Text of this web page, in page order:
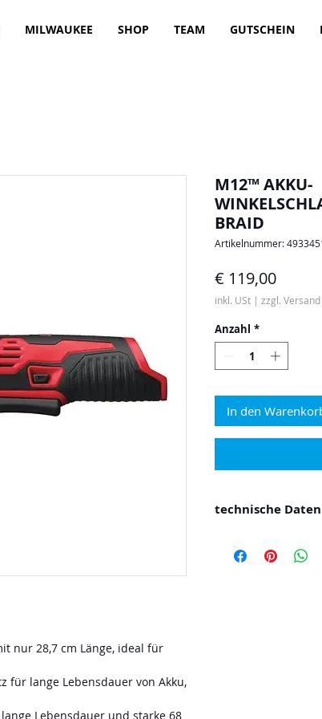
MILWAUKEE SHOP TEAM GUTSCHEIN
nur 28,7 cm Länge, ideal für
für lange Lebensdauer von Akku,
Lebensdauer und starke 68
M12™ AKKU-
BRAID
Artikelnummer:
€ 119,00Preis
inkl. USt | zzgl. Versand
Anzahl *
In den
technische Daten
Schlagzahl